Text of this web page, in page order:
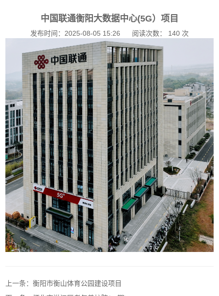
中国联通衡阳大数据中心(5G）项目
发布时间：2025-08-05 15:26 阅读次数： 140 次
上一条：衡阳市衡山体育公园建设项目